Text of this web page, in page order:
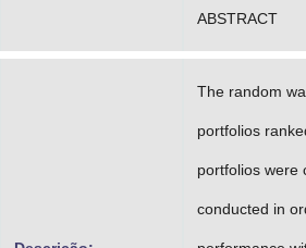
ABSTRACT
The random
portfolios
portfolios were
conducted in